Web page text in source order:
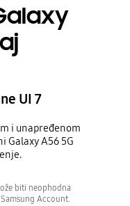
UI 7
i unapređenom
Galaxy A56 5G
biti neophodna
Account.